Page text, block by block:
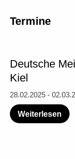
Termine
Deutsche
Kiel
28.02.2025 -
Weiterlesen